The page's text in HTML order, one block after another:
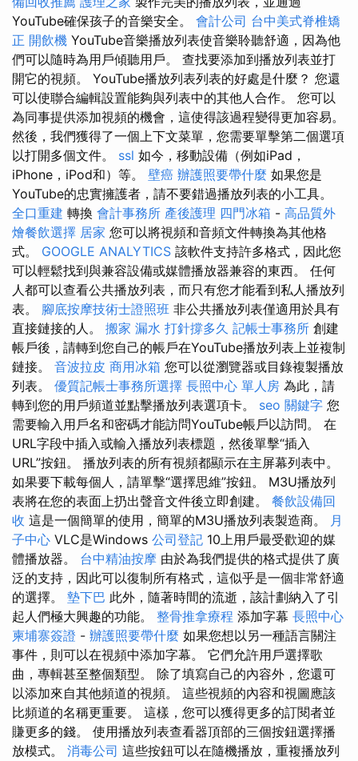
YouTube確保孩子的音樂安全。 會計公司 台中美式脊椎矯
正 開飲機 YouTube音樂播放列表使音樂聆聽舒適，因為他
們可以隨時為用戶傾聽用戶。 查找要添加到播放列表並打
開它的視頻。 YouTube播放列表列表的好處是什麼？ 您還
可以使聯合編輯設置能夠與列表中的其他人合作。 您可以
為同事提供添加視頻的機會，這使得該過程變得更加容易。
然後，我們獲得了一個上下文菜單，您需要單擊第二個選項
以打開多個文件。 ssl 如今，移動設備（例如iPad，
iPhone，iPod和）等。 壁癌 辦護照要帶什麼 如果您是
YouTube的忠實擁護者，請不要錯過播放列表的小工具。
全口重建 轉換 會計事務所 產後護理 四門冰箱 - 高品質外
燴餐飲選擇 居家 您可以將視頻和音頻文件轉換為其他格
式。 GOOGLE ANALYTICS 該軟件支持許多格式，因此您
可以輕鬆找到與兼容設備或媒體播放器兼容的東西。 任何
人都可以查看公共播放列表，而只有您才能看到私人播放列
表。 腳底按摩技術士證照班 非公共播放列表僅適用於具有
直接鏈接的人。 搬家 漏水 打針撐多久 記帳士事務所 創建
帳戶後，請轉到您自己的帳戶在YouTube播放列表上並複制
鏈接。 音波拉皮 商用冰箱 您可以從瀏覽器或目錄複製播放
列表。 優質記帳士事務所選擇 長照中心 單人房 為此，請
轉到您的用戶頻道並點擊播放列表選項卡。 seo 關鍵字 您
需要輸入用戶名和密碼才能訪問YouTube帳戶以訪問。 在
URL字段中插入或輸入播放列表標題，然後單擊“插入
URL”按鈕。 播放列表的所有視頻都顯示在主屏幕列表中。
如果要下載每個人，請單擊“選擇思維”按鈕。 M3U播放列
表將在您的表面上扔出聲音文件後立即創建。 餐飲設備回
收 這是一個簡單的使用，簡單的M3U播放列表製造商。 月
子中心 VLC是Windows 公司登記 10上用戶最受歡迎的媒
體播放器。 台中精油按摩 由於為我們提供的格式提供了廣
泛的支持，因此可以復制所有格式，這似乎是一個非常舒適
的選擇。 墊下巴 此外，隨著時間的流逝，該計劃納入了引
起人們極大興趣的功能。 整骨推拿療程 添加字幕 長照中心
柬埔寨簽證 - 辦護照要帶什麼 如果您想以另一種語言關注
事件，則可以在視頻中添加字幕。 它們允許用戶選擇歌
曲，專輯甚至整個類型。 除了填寫自己的內容外，您還可
以添加來自其他頻道的視頻。 這些視頻的內容和視圖應該
比頻道的名稱更重要。 這樣，您可以獲得更多的訂閱者並
賺更多的錢。 使用播放列表查看器頂部的三個按鈕選擇播
放模式。 消毒公司 這些按鈕可以在隨機播放，重複播放列